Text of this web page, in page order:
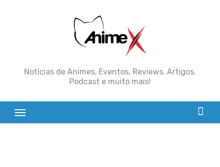
Notícias de Animes, Eventos, Reviews, Artigos,
Podcast e muito mais!